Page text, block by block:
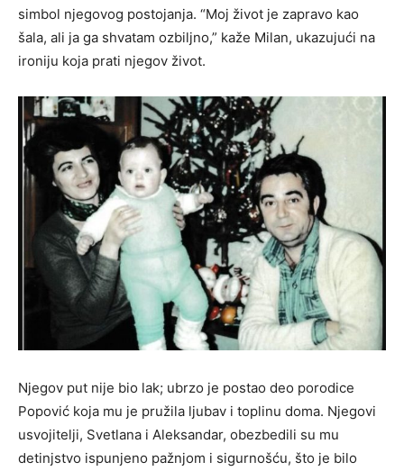
simbol njegovog postojanja. “Moj život je zapravo kao
šala, ali ja ga shvatam ozbiljno,” kaže Milan, ukazujući na
ironiju koja prati njegov život.
Njegov put nije bio lak; ubrzo je postao deo porodice
Popović koja mu je pružila ljubav i toplinu doma. Njegovi
usvojitelji, Svetlana i Aleksandar, obezbedili su mu
detinjstvo ispunjeno pažnjom i sigurnošću, što je bilo